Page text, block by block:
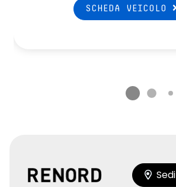
SCHEDA VEICOLO
Sedi